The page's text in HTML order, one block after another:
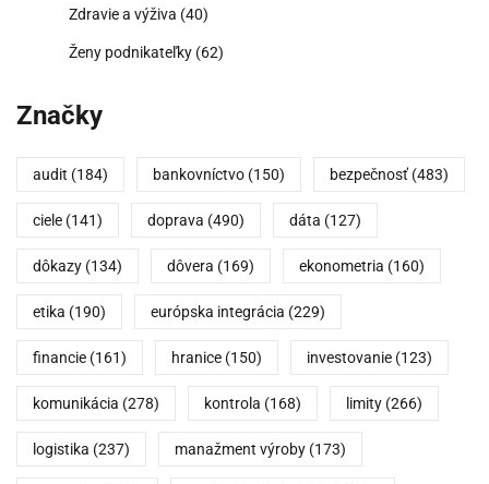
Zdravie a výživa (40)
Ženy podnikateľky (62)
Značky
audit (184) bankovníctvo (150) bezpečnosť (483)
ciele (141) doprava (490) dáta (127)
dôkazy (134) dôvera (169) ekonometria (160)
etika (190) európska integrácia (229)
financie (161) hranice (150) investovanie (123)
komunikácia (278) kontrola (168) limity (266)
logistika (237) manažment výroby (173)